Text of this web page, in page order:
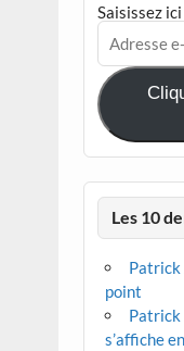
Saisissez
Adresse
e-
mail
Les 10
Patrick
point
Patrick
s’affiche